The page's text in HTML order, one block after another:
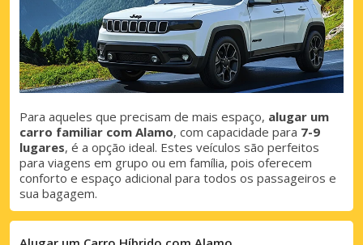
Para aqueles que precisam de mais espaço, alugar um
carro familiar com Alamo, com capacidade para 7-9
lugares, é a opção ideal. Estes veículos são perfeitos
para viagens em grupo ou em família, pois oferecem
conforto e espaço adicional para todos os passageiros e
sua bagagem.